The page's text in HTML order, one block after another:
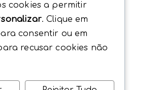
cookies a permitir
. Clique em
consentir ou em
recusar cookies não